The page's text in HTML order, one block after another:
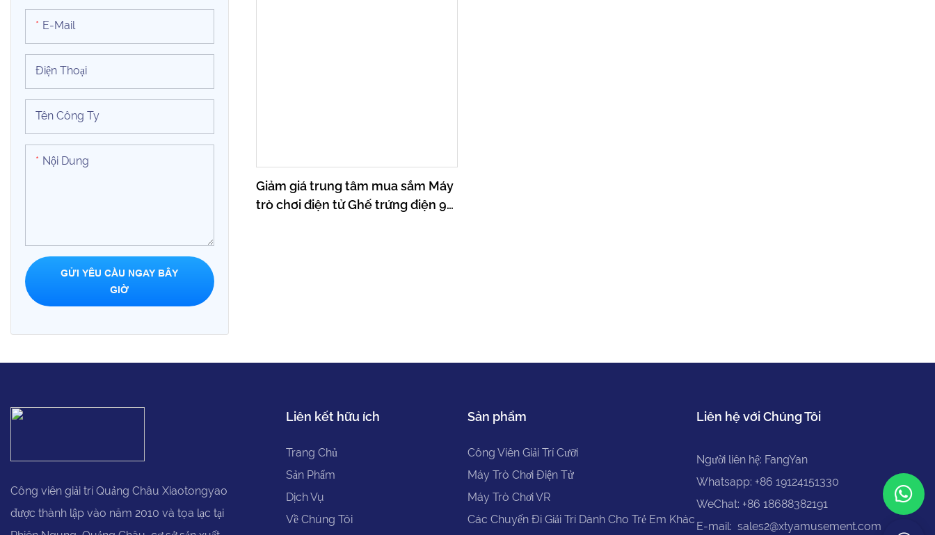
Máy chơi khúc côn cầu
Máy bán kẹo bông
Máy bán kem
vòng quay ngựa gỗ
E-Mail
Điện Thoại
Tên Công Ty
Nội Dung
GỬI YÊU CẦU NGAY BÂY
GIỜ
Giảm giá trung tâm mua sắm Máy
trò chơi điện tử Ghế trứng điện 9d
Công viên giải trí Quảng Châu Xiaotongyao
được thành lập vào năm 2010 và tọa lạc tại
Liên kết hữu ích
Trang Chủ
Sản Phẩm
Dịch Vụ
Về Chúng Tôi
Sản phẩm
Công Viên Giải Trí Cưỡi
Máy Trò Chơi Điện Tử
Máy Trò Chơi VR
Các Chuyến Đi Giải Trí Dành Cho Trẻ Em Khác
Liên hệ với Chúng Tôi
Người liên hệ: FangYan
Whatsapp: +86 19124151330
WeChat: +86 18688382191
E-mail: sales2@xtyamusement.com